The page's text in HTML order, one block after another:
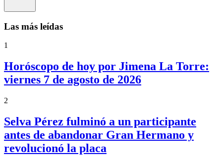
Las más leídas
1
Horóscopo de hoy por Jimena La Torre:
viernes 7 de agosto de 2026
2
Selva Pérez fulminó a un participante
antes de abandonar Gran Hermano y
revolucionó la placa